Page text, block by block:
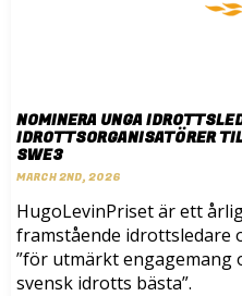
NOMINERA UNGA
IDROTTSORGANISATÖRER
SWE3
MARCH 2ND, 2026
HugoLevinPriset är ett
framstående
”för utmärkt engagemang
svensk idrotts bästa”.